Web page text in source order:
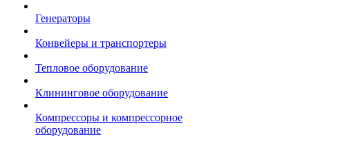
Генераторы
Конвейеры и транспортеры
Тепловое оборудование
Клининговое оборудование
Компрессоры и компрессорное
оборудование